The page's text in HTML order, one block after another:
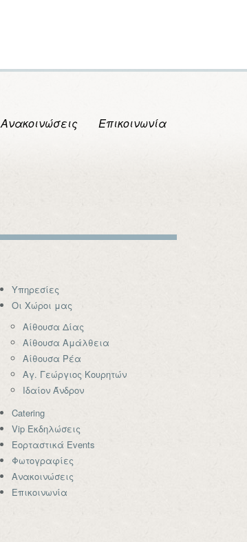
Ανακοινώσεις Επικοινωνία
Υπηρεσίες
Οι Χώροι μας
Αίθουσα Δίας
Αίθουσα Αμάλθεια
Αίθουσα Ρέα
Αγ. Γεώργιος Κουρητών
Ιδαίον Άνδρον
Catering
Vip Εκδηλώσεις
Εορταστικά Events
Φωτογραφίες
Ανακοινώσεις
Επικοινωνία